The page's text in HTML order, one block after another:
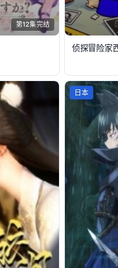
第12集完结
侦探冒险家
日本